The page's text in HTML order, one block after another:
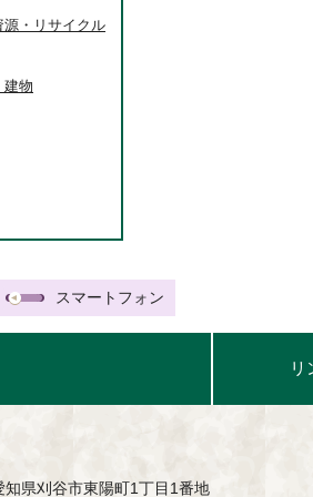
源・リサイクル
建物
スマートフォン
リ
県刈谷市東陽町1丁目1番地